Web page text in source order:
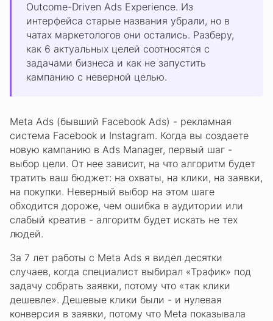
Outcome-Driven Ads Experience. Из
интерфейса старые названия убрали, но в
чатах маркетологов они остались. Разберу,
как 6 актуальных целей соотносятся с
задачами бизнеса и как не запустить
кампанию с неверной целью.
Meta Ads (бывший Facebook Ads) - рекламная
система Facebook и Instagram. Когда вы создаете
новую кампанию в Ads Manager, первый шаг -
выбор цели. От нее зависит, на что алгоритм будет
тратить ваш бюджет: на охваты, на клики, на заявки,
на покупки. Неверный выбор на этом шаге
обходится дороже, чем ошибка в аудитории или
слабый креатив - алгоритм будет искать не тех
людей.
За 7 лет работы с Meta Ads я видел десятки
случаев, когда специалист выбирал «Трафик» под
задачу собрать заявки, потому что «так клики
дешевле». Дешевые клики были - и нулевая
конверсия в заявки, потому что Meta показывала